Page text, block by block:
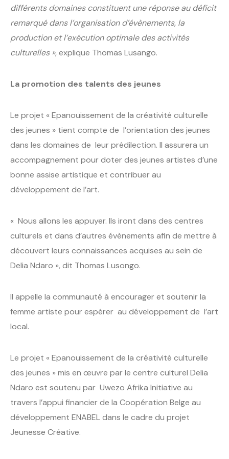
différents domaines constituent une réponse au déficit
remarqué dans l’organisation d’évènements, la
production et l’exécution optimale des activités
culturelles », explique Thomas Lusango.
La promotion des talents des jeunes
Le projet « Epanouissement de la créativité culturelle
des jeunes » tient compte de l’orientation des jeunes
dans les domaines de leur prédilection. Il assurera un
accompagnement pour doter des jeunes artistes d’une
bonne assise artistique et contribuer au
développement de l’art.
« Nous allons les appuyer. Ils iront dans des centres
culturels et dans d’autres évènements afin de mettre à
découvert leurs connaissances acquises au sein de
Delia Ndaro », dit Thomas Lusongo.
Il appelle la communauté à encourager et soutenir la
femme artiste pour espérer au développement de l’art
local.
Le projet « Epanouissement de la créativité culturelle
des jeunes » mis en œuvre par le centre culturel Delia
Ndaro est soutenu par Uwezo Afrika Initiative au
travers l’appui financier de la Coopération Belge au
développement ENABEL dans le cadre du projet
Jeunesse Créative.